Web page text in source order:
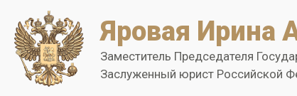
Яровая Ирина
Заместитель Председателя
Заслуженный юрист Российской